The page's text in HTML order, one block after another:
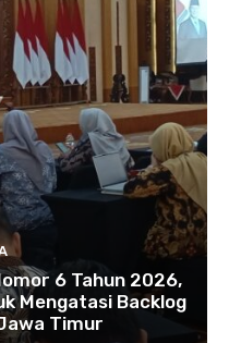
6 Tahun 2026,
Mengatasi Backlog
Timur